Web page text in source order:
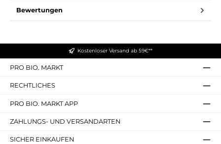
Bewertungen
Kostenloser Versand ab 59€**
PRO BIO. MARKT
RECHTLICHES
PRO BIO. MARKT APP
ZAHLUNGS- UND VERSANDARTEN
SICHER EINKAUFEN